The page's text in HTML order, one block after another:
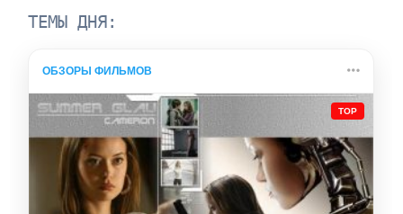
ТЕМЫ ДНЯ:
ОБЗОРЫ ФИЛЬМОВ
TOP